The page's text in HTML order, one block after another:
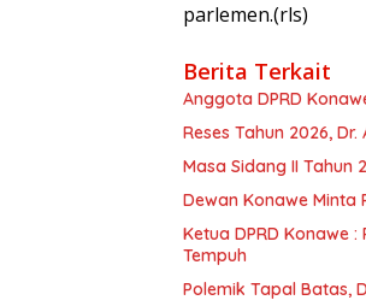
parlemen.(rls)
Berita Terkait
Anggota DPRD
Reses Tahun 2026,
Masa Sidang II Tahun
Dewan Konawe Minta
Ketua DPRD Konawe
Tempuh
Polemik Tapal Batas,